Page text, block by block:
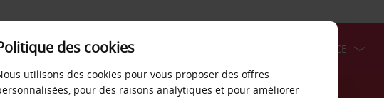
SERVICES &
LOCATION
LIBRE-SERVICE
des cookies
utilisons des cookies pour vous proposer des offres
pour des raisons analytiques et pour améliorer